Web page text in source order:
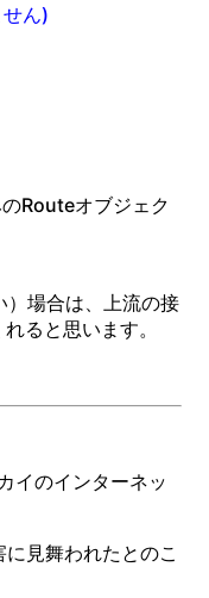
ん)
Routeオブジェク
場合は、上流の接
ると思います。
イのインターネッ
見舞われたとのこ